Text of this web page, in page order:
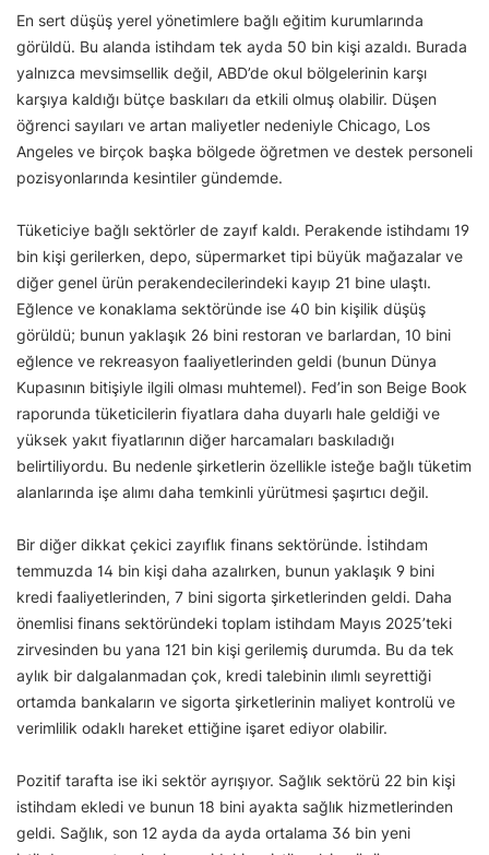
En sert düşüş yerel yönetimlere bağlı eğitim kurumlarında
görüldü. Bu alanda istihdam tek ayda 50 bin kişi azaldı. Burada
yalnızca mevsimsellik değil, ABD’de okul bölgelerinin karşı
karşıya kaldığı bütçe baskıları da etkili olmuş olabilir. Düşen
öğrenci sayıları ve artan maliyetler nedeniyle Chicago, Los
Angeles ve birçok başka bölgede öğretmen ve destek personeli
pozisyonlarında kesintiler gündemde.
Tüketiciye bağlı sektörler de zayıf kaldı. Perakende istihdamı 19
bin kişi gerilerken, depo, süpermarket tipi büyük mağazalar ve
diğer genel ürün perakendecilerindeki kayıp 21 bine ulaştı.
Eğlence ve konaklama sektöründe ise 40 bin kişilik düşüş
görüldü; bunun yaklaşık 26 bini restoran ve barlardan, 10 bini
eğlence ve rekreasyon faaliyetlerinden geldi (bunun Dünya
Kupasının bitişiyle ilgili olması muhtemel). Fed’in son Beige Book
raporunda tüketicilerin fiyatlara daha duyarlı hale geldiği ve
yüksek yakıt fiyatlarının diğer harcamaları baskıladığı
belirtiliyordu. Bu nedenle şirketlerin özellikle isteğe bağlı tüketim
alanlarında işe alımı daha temkinli yürütmesi şaşırtıcı değil.
Bir diğer dikkat çekici zayıflık finans sektöründe. İstihdam
temmuzda 14 bin kişi daha azalırken, bunun yaklaşık 9 bini
kredi faaliyetlerinden, 7 bini sigorta şirketlerinden geldi. Daha
önemlisi finans sektöründeki toplam istihdam Mayıs 2025’teki
zirvesinden bu yana 121 bin kişi gerilemiş durumda. Bu da tek
aylık bir dalgalanmadan çok, kredi talebinin ılımlı seyrettiği
ortamda bankaların ve sigorta şirketlerinin maliyet kontrolü ve
verimlilik odaklı hareket ettiğine işaret ediyor olabilir.
Pozitif tarafta ise iki sektör ayrışıyor. Sağlık sektörü 22 bin kişi
istihdam ekledi ve bunun 18 bini ayakta sağlık hizmetlerinden
geldi. Sağlık, son 12 ayda da ayda ortalama 36 bin yeni